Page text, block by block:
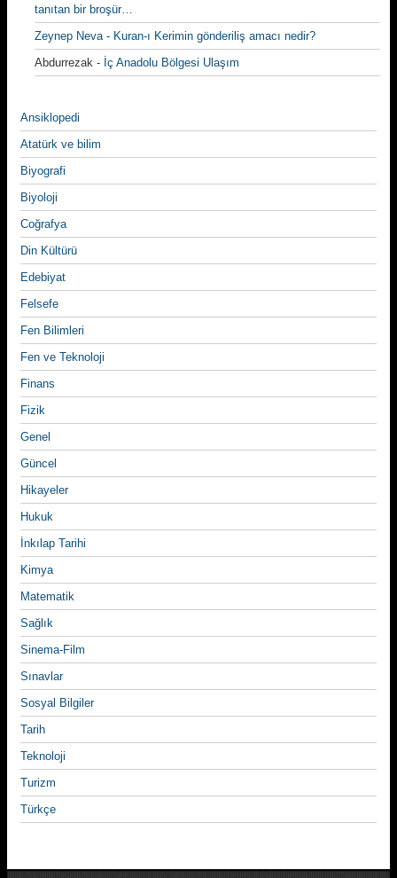
tanıtan bir broşür…
Zeynep Neva- Kuran-ı Kerimin gönderiliş amacı nedir?
Abdurrezak - İç Anadolu Bölgesi Ulaşım
Ansiklopedi
Atatürk ve bilim
Biyografi
Biyoloji
Coğrafya
Din Kültürü
Edebiyat
Felsefe
Fen Bilimleri
Fen ve Teknoloji
Finans
Fizik
Genel
Güncel
Hikayeler
Hukuk
İnkılap Tarihi
Kimya
Matematik
Sağlık
Sinema-Film
Sınavlar
Sosyal Bilgiler
Tarih
Teknoloji
Turizm
Türkçe